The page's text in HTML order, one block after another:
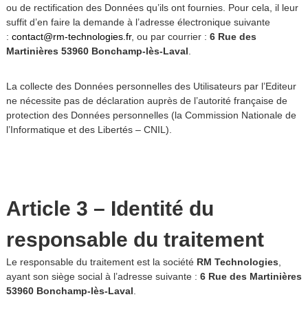
ou de rectification des Données qu’ils ont fournies. Pour cela, il leur
suffit d’en faire la demande à l’adresse électronique suivante
: contact@rm-technologies.fr, ou par courrier : 6 Rue des
Martinières 53960 Bonchamp-lès-Laval
La collecte des Données personnelles des Utilisateurs par l’Editeur
ne nécessite pas de déclaration auprès de l’autorité française de
protection des Données personnelles (la Commission Nationale de
l’Informatique et des Libertés – CNIL).
Article 3 – Identité du
responsable du traitement
Le responsable du traitement est la société RM Technologies
ayant son siège social à l’adresse suivante : 6 Rue des Martinières
53960 Bonchamp-lès-Laval